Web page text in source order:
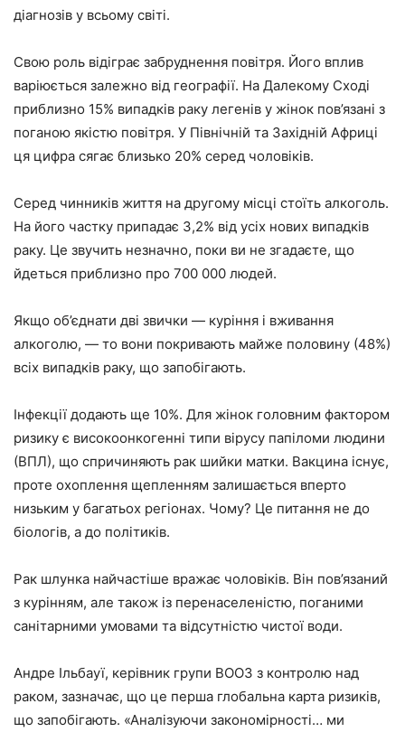
діагнозів у всьому світі.
Свою роль відіграє забруднення повітря. Його вплив
варіюється залежно від географії. На Далекому Сході
приблизно 15% випадків раку легенів у жінок пов’язані з
поганою якістю повітря. У Північній та Західній Африці
ця цифра сягає близько 20% серед чоловіків.
Серед чинників життя на другому місці стоїть алкоголь.
На його частку припадає 3,2% від усіх нових випадків
раку. Це звучить незначно, поки ви не згадаєте, що
йдеться приблизно про 700 000 людей.
Якщо об’єднати дві звички — куріння і вживання
алкоголю, — то вони покривають майже половину (48%)
всіх випадків раку, що запобігають.
Інфекції додають ще 10%. Для жінок головним фактором
ризику є високоонкогенні типи вірусу папіломи людини
(ВПЛ), що спричиняють рак шийки матки. Вакцина існує,
проте охоплення щепленням залишається вперто
низьким у багатьох регіонах. Чому? Це питання не до
біологів, а до політиків.
Рак шлунка найчастіше вражає чоловіків. Він пов’язаний
з курінням, але також із перенаселеністю, поганими
санітарними умовами та відсутністю чистої води.
Андре Ільбауї, керівник групи ВООЗ з контролю над
раком, зазначає, що це перша глобальна карта ризиків,
що запобігають. «Аналізуючи закономірності… ми